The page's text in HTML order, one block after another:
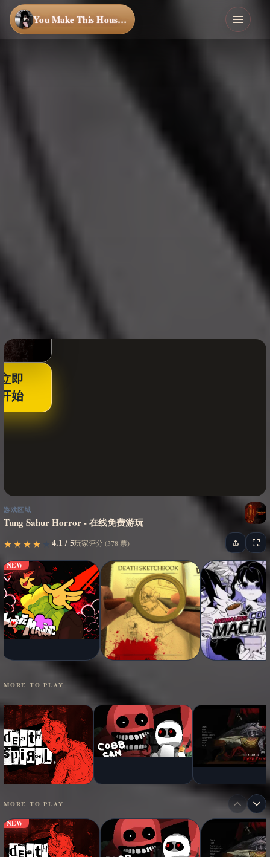
You Make This House a Home
立即
开始
游戏区域
Tung Sahur Horror - 在线免费游玩
★
★ ★
★ ★
★ ★
★ ★★ 4.1 / 5玩家评分 (378 票)
NEW
MORE TO PLAY
MORE TO PLAY
NEW